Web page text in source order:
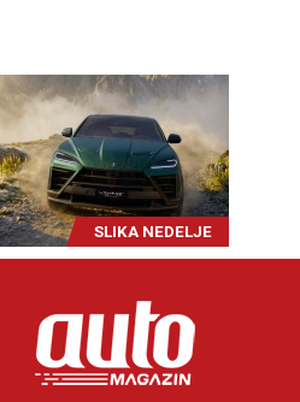
SLIKA NEDELJE